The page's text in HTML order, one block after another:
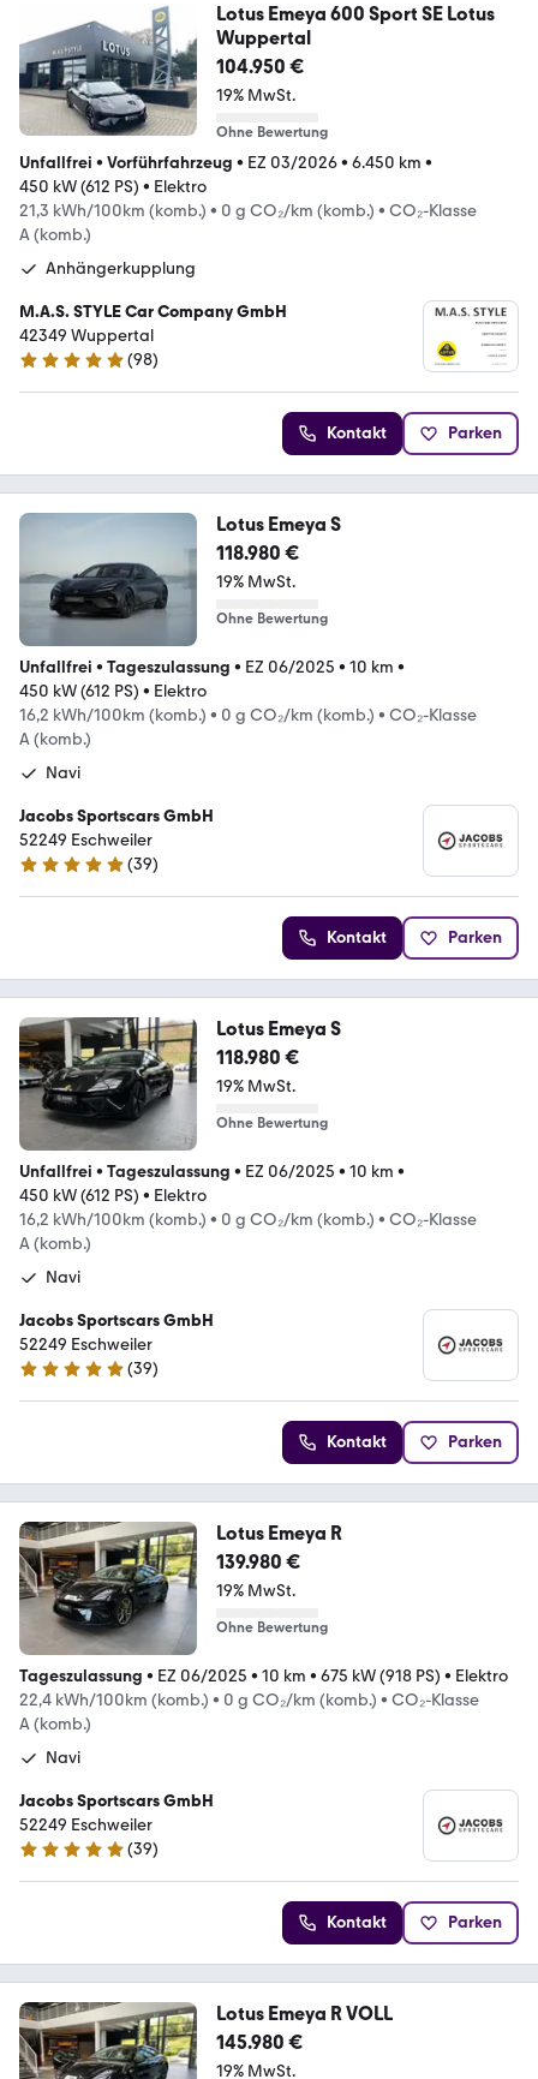
Lotus Emeya 600 Sport SE Lotus
Wuppertal
104.950 €
19% MwSt.
Ohne Bewertung
Unfallfrei • Vorführfahrzeug • EZ 03/2026• 6.450 km •
450 kW (612 PS) • Elektro
21,3 kWh/100km (komb.) • 0 g CO₂/km (komb.) • CO₂-Klasse
A (komb.)
Anhängerkupplung
M.A.S. STYLE Car Company GmbH
42349 Wuppertal
5 Sterne
(98)
Kontakt Parken
Lotus Emeya S
118.980 €
19% MwSt.
Ohne Bewertung
Unfallfrei • Tageszulassung • EZ 06/2025 • 10 km •
450 kW (612 PS) • Elektro
16,2 kWh/100km (komb.) • 0 g CO₂/km (komb.) • CO₂-Klasse
A (komb.)
Navi
Jacobs Sportscars GmbH
52249 Eschweiler
4.8 Sterne
(39)
Kontakt Parken
Lotus Emeya S
118.980 €
19% MwSt.
Ohne Bewertung
Unfallfrei • Tageszulassung • EZ 06/2025 • 10 km •
450 kW (612 PS) • Elektro
16,2 kWh/100km (komb.) • 0 g CO₂/km (komb.) • CO₂-Klasse
A (komb.)
Navi
Jacobs Sportscars GmbH
52249 Eschweiler
4.8 Sterne
(39)
Kontakt Parken
Lotus Emeya R
139.980 €
19% MwSt.
Ohne Bewertung
Tageszulassung • EZ 06/2025 • 10 km • 675 kW (918 PS) • Elektro
22,4 kWh/100km (komb.) • 0 g CO₂/km (komb.) • CO₂-Klasse
A (komb.)
Navi
Jacobs Sportscars GmbH
52249 Eschweiler
4.8 Sterne
(39)
Kontakt Parken
Lotus Emeya R VOLL
145.980 €
19% MwSt.